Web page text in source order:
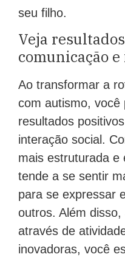
seu filho.
Veja
comunicação
Ao transformar a
com autismo, você
resultados
interação social.
mais estruturada e
tende a se sentir
para se expressar
outros. Além
através de
inovadoras, você